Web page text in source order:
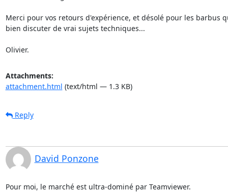
Merci pour vos retours d'expérience, et désolé pour les barbus
bien discuter de vrai sujets techniques...
Olivier.
Attachments:
attachment.html (text/html — 1.3 KB)
Reply
David Ponzone
Pour moi, le marché est ultra-dominé par Teamviewer.